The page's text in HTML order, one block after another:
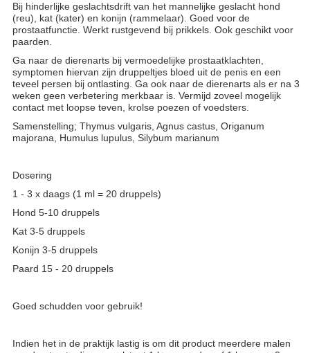
Bij hinderlijke geslachtsdrift van het mannelijke geslacht hond
(reu), kat (kater) en konijn (rammelaar). Goed voor de
prostaatfunctie. Werkt rustgevend bij prikkels. Ook geschikt voor
paarden.
Ga naar de dierenarts bij vermoedelijke prostaatklachten,
symptomen hiervan zijn druppeltjes bloed uit de penis en een
teveel persen bij ontlasting. Ga ook naar de dierenarts als er na 3
weken geen verbetering merkbaar is. Vermijd zoveel mogelijk
contact met loopse teven, krolse poezen of voedsters.
Samenstelling; Thymus vulgaris, Agnus castus, Origanum
majorana, Humulus lupulus, Silybum marianum
Dosering
1 - 3 x daags (1 ml = 20 druppels)
Hond 5-10 druppels
Kat 3-5 druppels
Konijn 3-5 druppels
Paard 15 - 20 druppels
Goed schudden voor gebruik!
Indien het in de praktijk lastig is om dit product meerdere malen